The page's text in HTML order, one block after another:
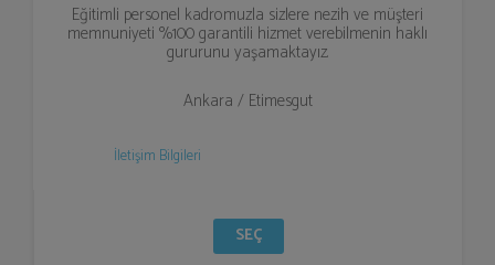
Eğitimli personel kadromuzla sizlere nezih ve müşteri
memnuniyeti %100 garantili hizmet verebilmenin haklı
gururunu yaşamaktayız.
Ankara / Etimesgut
İletişim Bilgileri
SEÇ